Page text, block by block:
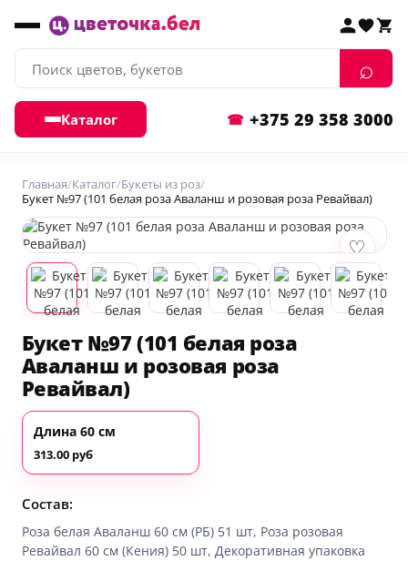
Каталог +375 29 358 3000
Главная Каталог Букеты из роз
Букет №97 (101 белая роза Аваланш и розовая роза Ревайвал)
♡
Букет №97 (101 белая роза
Аваланш и розовая роза
Ревайвал)
Длина 60 см
313.00 руб
Состав:
Роза белая Аваланш 60 см (РБ) 51 шт, Роза розовая
Ревайвал 60 см (Кения) 50 шт, Декоративная упаковка